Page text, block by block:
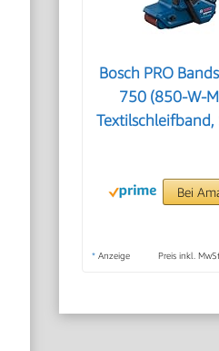
Bosch PRO
750 (850-W-
Textilschleifband,
Bei
* Anzeige Preis inkl.